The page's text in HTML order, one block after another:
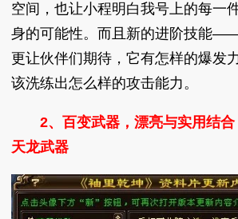
空间，也让小程明白我号上的每一
身的可能性。而且新的进阶技能
更让伙伴们期待，它有怎样的爆发
该洗练出怎么样的攻击能力。
2、百变武器，漂亮与实用结
天龙武器